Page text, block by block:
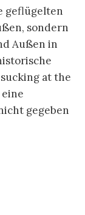
über
Böhme
selbst Franz
isoliert